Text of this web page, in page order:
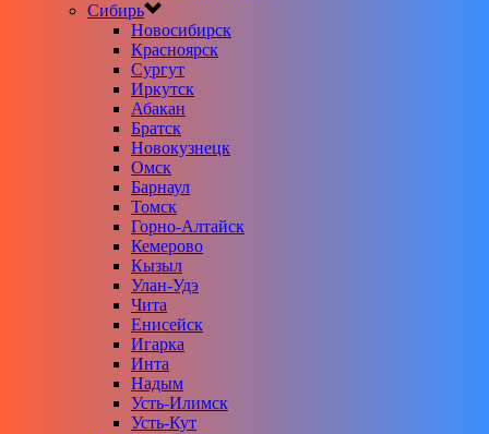
Сибирь
Новосибирск
Красноярск
Сургут
Иркутск
Абакан
Братск
Новокузнецк
Омск
Барнаул
Томск
Горно-Алтайск
Кемерово
Кызыл
Улан-Удэ
Чита
Енисейск
Игарка
Инта
Надым
Усть-Илимск
Усть-Кут